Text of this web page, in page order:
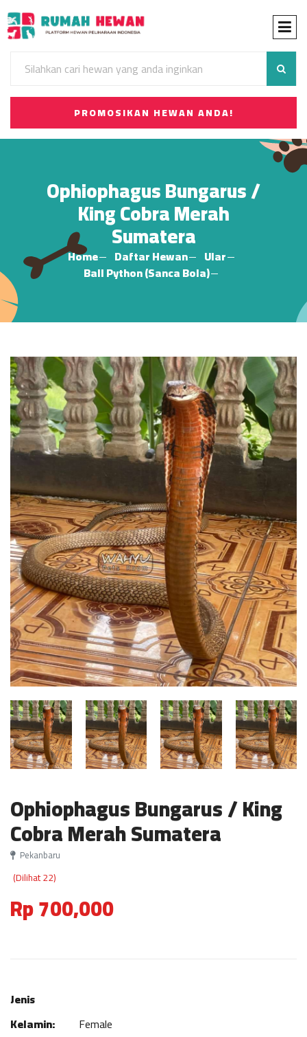
PROMOSIKAN HEWAN ANDA!
Ophiophagus Bungarus /
King Cobra Merah
Sumatera
Home Daftar Hewan
Ular
Ball Python (Sanca Bola)
Ophiophagus Bungarus / King
Cobra Merah Sumatera
Pekanbaru
(Dilihat 22)
Rp 700,000
Jenis
Kelamin:
Female